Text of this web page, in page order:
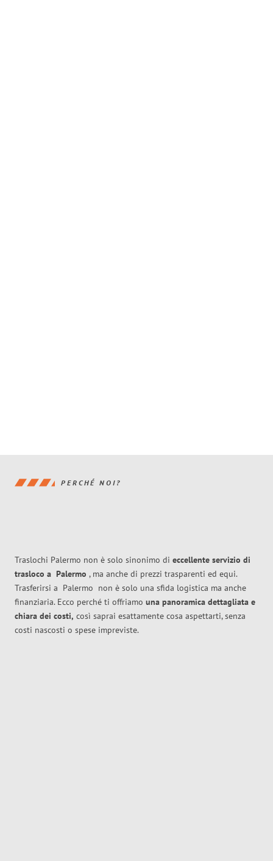
PERCHÉ NOI?
Traslochi Palermo non è solo sinonimo di eccellente servizio di
trasloco a Palermo , ma anche di prezzi trasparenti ed equi.
Trasferirsi a Palermo non è solo una sfida logistica ma anche
finanziaria. Ecco perché ti offriamo una panoramica dettagliata e
chiara dei costi, così saprai esattamente cosa aspettarti, senza
costi nascosti o spese impreviste.